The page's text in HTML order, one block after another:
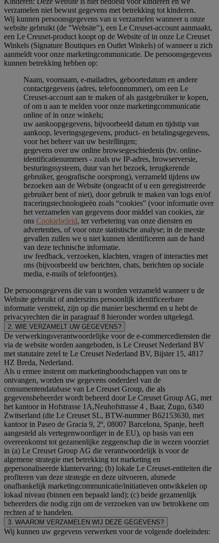
verzamelen niet bewust gegevens met betrekking tot kinderen.
Wij kunnen persoonsgegevens van u verzamelen wanneer u onze
website gebruikt (de "Website"), een Le Creuset-account aanmaakt,
een Le Creuset-product koopt op de Website of in onze Le Creuset
Winkels (Signature Boutiques en Outlet Winkels) of wanneer u zich
aanmeldt voor onze marketingcommunicatie. De persoonsgegevens
kunnen betrekking hebben op:
Naam, voornaam, e-mailadres, geboortedatum en andere
contactgegevens (adres, telefoonnummer), om een Le
Creuset-account aan te maken of als gastgebruiker te kopen,
of om u aan te melden voor onze marketingcommunicatie
online of in onze winkels;
uw aankoopgegevens, bijvoorbeeld datum en tijdstip van
aankoop, leveringsgegevens, product- en betalingsgegevens,
voor het beheer van uw bestellingen;
gegevens over uw online browsegeschiedenis (bv. online-
identificatienummers - zoals uw IP-adres, browserversie,
besturingssysteem, duur van het bezoek, terugkerende
gebruiker, geografische oorsprong), verzameld tijdens uw
bezoeken aan de Website (ongeacht of u een geregistreerde
gebruiker bent of niet), door gebruik te maken van logs en/of
traceringstechnologieën zoals “cookies” (voor informatie over
het verzamelen van gegevens door middel van cookies, zie
ons Cookiebeleid, ter verbetering van onze diensten en
advertenties, of voor onze statistische analyse; in de meeste
gevallen zullen we u niet kunnen identificeren aan de hand
van deze technische informatie.
uw feedback, verzoeken, klachten, vragen of interacties met
ons (bijvoorbeeld uw berichten, chats, berichten op sociale
media, e-mails of telefoontjes).
De persoonsgegevens die van u worden verzameld wanneer u de
Website gebruikt of anderszins persoonlijk identificeerbare
informatie verstrekt, zijn op die manier beschermd en u hebt de
privacyrechten die in paragraaf 8 hieronder worden uitgelegd.
2. WIE VERZAMELT UW GEGEVENS?
De verwerkingsverantwoordelijke voor de e-commercediensten die
via de website worden aangeboden, is Le Creuset Nederland BV
met statutaire zetel te Le Creuset Nederland BV, Bijster 15, 4817
HZ Breda, Nederland.
Als u ermee instemt om marketingboodschappen van ons te
ontvangen, worden uw gegevens onderdeel van de
consumentendatabase van Le Creuset Group, die als
gegevensbeheerder wordt beheerd door Le Creuset Group AG, met
het kantoor in Hofstrasse 1A,Neuhofstrasse 4 , Baar, Zugo, 6340
Zwitserland (die Le Creuset SL, BTW-nummer B62153630, met
kantoor in Paseo de Gracia 9, 2º, 08007 Barcelona, Spanje, heeft
aangesteld als vertegenwoordiger in de EU), op basis van een
overeenkomst tot gezamenlijke zeggenschap die in wezen voorziet
in (a) Le Creuset Group AG die verantwoordelijk is voor de
algemene strategie met betrekking tot marketing en
gepersonaliseerde klantervaring; (b) lokale Le Creuset-entiteiten die
profiteren van deze strategie en deze uitvoeren, alsmede
onafhankelijk marketingcommunicatie/initiatieven ontwikkelen op
lokaal niveau (binnen een bepaald land); (c) beide gezamenlijk
beheerders die nodig zijn om de verzoeken van uw betrokkene om
rechten af te handelen.
3. WAAROM VERZAMELEN WIJ DEZE GEGEVENS?
Wij kunnen uw gegevens verwerken voor de volgende doeleinden: